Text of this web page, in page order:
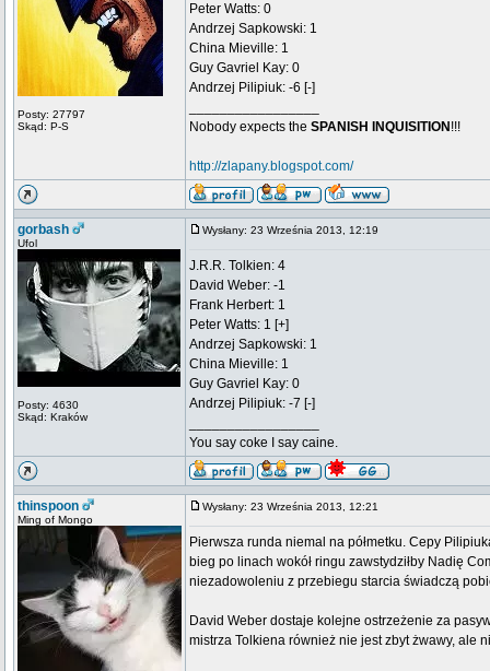
Posty: 27797
Skąd: P-S
Peter Watts: 0
Andrzej Sapkowski: 1
China Mieville: 1
Guy Gavriel Kay: 0
Andrzej Pilipiuk: -6 [-]
Nobody expects the SPANISH INQUISITION !!!
http://zlapany.blogspot.com/
gorbash
Ufol
Posty: 4630
Skąd: Kraków
Wysłany: 23 Września 2013, 12:19
J.R.R. Tolkien: 4
David Weber: -1
Frank Herbert: 1
Peter Watts: 1 [+]
Andrzej Sapkowski: 1
China Mieville: 1
Guy Gavriel Kay: 0
Andrzej Pilipiuk: -7 [-]
You say coke I say caine.
thinspoon
Ming of Mongo
Wysłany: 23 Września 2013, 12:21
Pierwsza runda niemal na półmetku. Cepy
bieg po linach wokół ringu zawstydziłby Nadię
niezadowoleniu z przebiegu starcia świadczą
David Weber dostaje kolejne ostrzeżenie za
mistrza Tolkiena również nie jest zbyt żwawy, ale